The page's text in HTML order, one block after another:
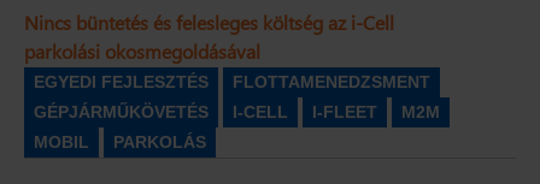
Nincs büntetés és felesleges költség az i-Cell
parkolási okosmegoldásával
EGYEDI FEJLESZTÉS
FLOTTAMENEDZSMENT
GÉPJÁRMŰKÖVETÉS
I-CELL I-FLEET
M2M
MOBIL
PARKOLÁS